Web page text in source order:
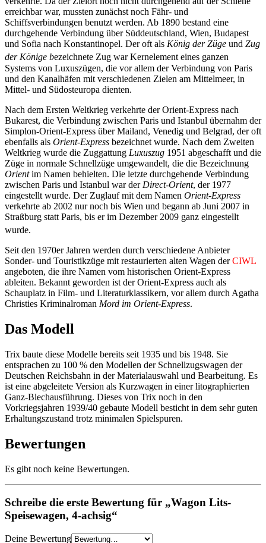
erreichbar war, mussten zunächst noch Fähr- und
Schiffsverbindungen benutzt werden. Ab 1890 bestand eine
durchgehende Verbindung über Süddeutschland, Wien, Budapest
und Sofia nach Konstantinopel. Der oft als König der Züge und Zug
der Könige bezeichnete Zug war Kernelement eines ganzen
Systems von Luxuszügen, die vor allem der Verbindung von Paris
und den Kanalhäfen mit verschiedenen Zielen am Mittelmeer, in
Mittel- und Südosteuropa dienten.
Nach dem Ersten Weltkrieg verkehrte der Orient-Express nach
Bukarest, die Verbindung zwischen Paris und Istanbul übernahm der
Simplon-Orient-Express über Mailand, Venedig und Belgrad, der oft
ebenfalls als Orient-Express bezeichnet wurde. Nach dem Zweiten
Weltkrieg wurde die Zuggattung Luxuszug 1951 abgeschafft und die
Züge in normale Schnellzüge umgewandelt, die die Bezeichnung
Orientim Namen behielten. Die letzte durchgehende Verbindung
zwischen Paris und Istanbul war der Direct-Orient, der 1977
eingestellt wurde. Der Zuglauf mit dem Namen Orient-Express
verkehrte ab 2002 nur noch bis Wien und begann ab Juni 2007 in
Straßburg statt Paris, bis er im Dezember 2009 ganz eingestellt
wurde.
Seit den 1970er Jahren werden durch verschiedene Anbieter
Sonder- und Touristikzüge mit restaurierten alten Wagen derCIWL
angeboten, die ihre Namen vom historischen Orient-Express
ableiten. Bekannt geworden ist der Orient-Express auch als
Schauplatz in Film- und Literaturklassikern, vor allem durch Agatha
Christies Kriminalroman Mord im Orient-Express.
Das Modell
Trix baute diese Modelle bereits seit 1935 und bis 1948. Sie
entsprachen zu 100 % den Modellen der Schnellzugswagen der
Deutschen Reichsbahn in der Materialauswahl und Bearbeitung. Es
ist eine abgeleitete Version als Kurzwagen in einer litographierten
Ganz-Blechausführung. Dieses von Trix noch in den
Vorkriegsjahren 1939/40 gebaute Modell besticht in dem sehr guten
Erhaltungszustand trotz minimalen Spielspuren.
Bewertungen
Es gibt noch keine Bewertungen.
Schreibe die erste Bewertung für „Wagon Lits-
Speisewagen, 4-achsig“
Deine Bewertung